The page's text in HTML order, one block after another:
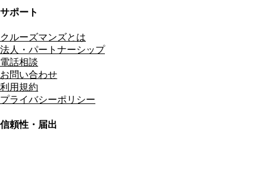
サポート
クルーズマンズとは
法人・パートナーシップ
電話相談
お問い合わせ
利用規約
プライバシーポリシー
信頼性・届出